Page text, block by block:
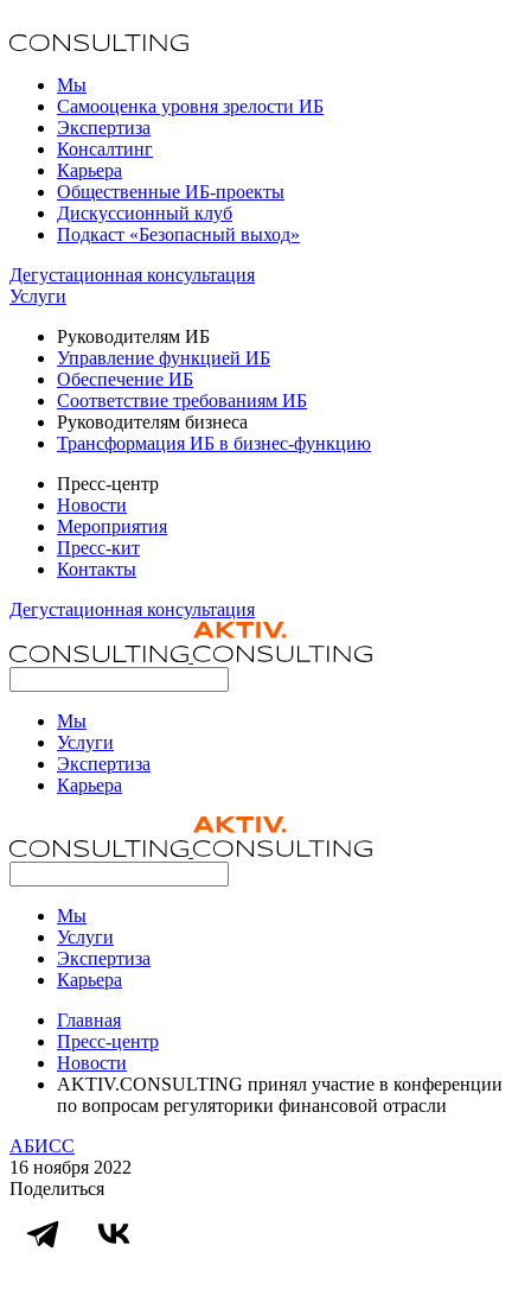
Мы
Самооценка уровня зрелости ИБ
Экспертиза
Консалтинг
Карьера
Общественные ИБ-проекты
Дискуссионный клуб
Подкаст «Безопасный выход»
Дегустационная консультация
Услуги
Руководителям ИБ
Управление функцией ИБ
Обеспечение ИБ
Соответствие требованиям ИБ
Руководителям бизнеса
Трансформация ИБ в бизнес-функцию
Пресс-центр
Новости
Мероприятия
Пресс-кит
Контакты
Дегустационная консультация
Мы
Услуги
Экспертиза
Карьера
Мы
Услуги
Экспертиза
Карьера
Главная
Пресс-центр
Новости
AKTIV.CONSULTING принял участие в конференции
по вопросам регуляторики финансовой отрасли
АБИСС
16 ноября 2022
Поделиться